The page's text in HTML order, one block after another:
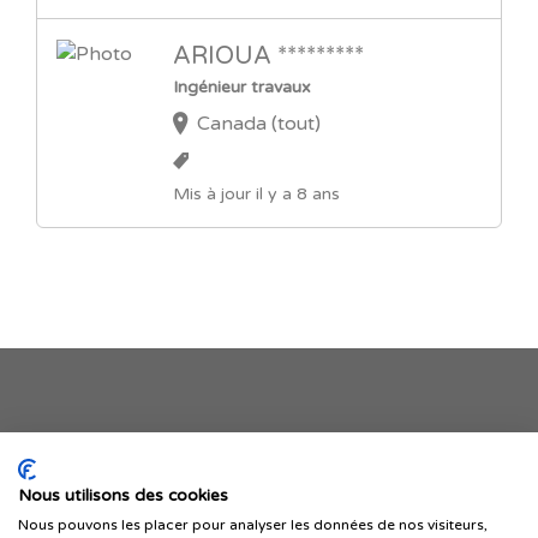
ARIOUA *********
Ingénieur travaux
Canada (tout)
Mis à jour il y a 8 ans
Je publie mon offre
Nous utilisons des cookies
Nous pouvons les placer pour analyser les données de nos visiteurs,